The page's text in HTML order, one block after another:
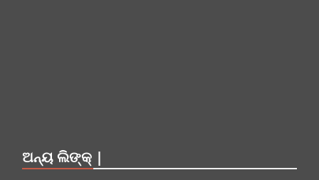
ଅନ୍ୟ ଲିଙ୍କ୍ |